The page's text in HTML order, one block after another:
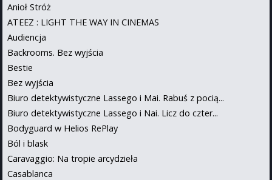
Anioł Stróż
ATEEZ : LIGHT THE WAY IN CINEMAS
Audiencja
Backrooms. Bez wyjścia
Bestie
Bez wyjścia
Biuro detektywistyczne Lassego i Mai. Rabuś z pocią...
Biuro detektywistyczne Lassego i Nai. Licz do czter...
Bodyguard w Helios RePlay
Ból i blask
Caravaggio: Na tropie arcydzieła
Casablanca